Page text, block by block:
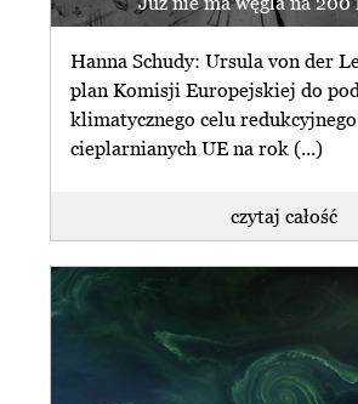
Hanna Schudy: Ursula von der
plan Komisji Europejskiej do
klimatycznego celu
cieplarnianych UE na rok (...)
czytaj całość